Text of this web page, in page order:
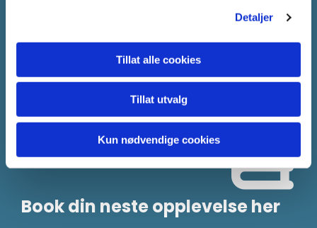
Detaljer
Tillat alle cookies
Tillat utvalg
Kun nødvendige cookies
Book din neste opplevelse her